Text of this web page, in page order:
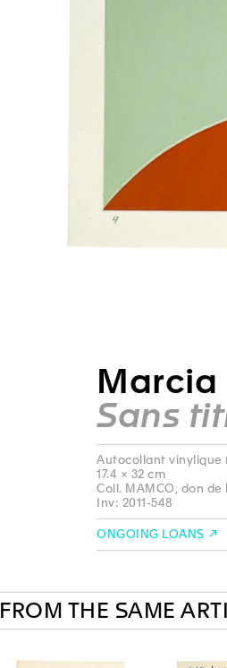
Marcia
Sans
Autocollant vinylique
17.4 × 32 cm
Coll. MAMCO, don
Inv: 2011-548
ONGOING LOANS
FROM THE SAME